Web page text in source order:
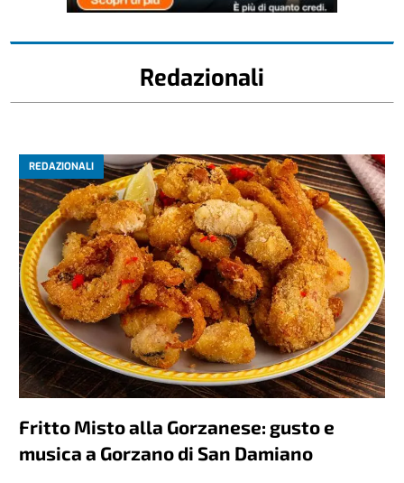
Redazionali
REDAZIONALI
Fritto Misto alla Gorzanese: gusto e
musica a Gorzano di San Damiano